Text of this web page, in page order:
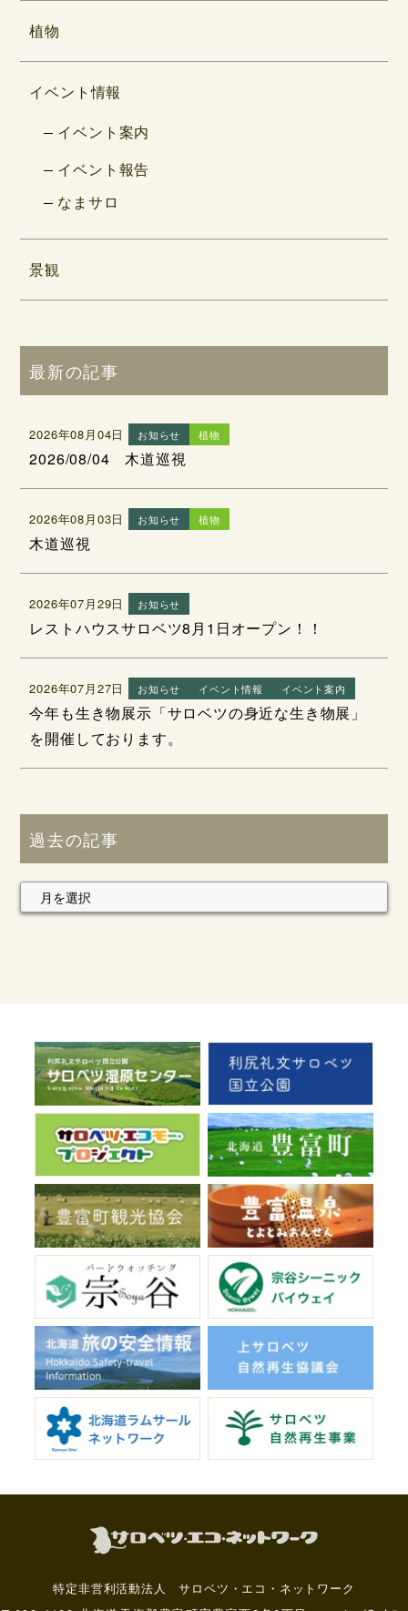
植物
イベント情報
イベント案内
イベント報告
なまサロ
景観
最新の記事
2026年08月04日 お知らせ 植物
2026/08/04 木道巡視
2026年08月03日 お知らせ 植物
木道巡視
2026年07月29日 お知らせ
レストハウスサロベツ8月1日オープン！！
2026年07月27日 お知らせ イベント情報 イベント案内
今年も生き物展示「サロベツの身近な生き物展」
を開催しております。
過去の記事
特定非営利活動法人 サロベツ・エコ・ネットワーク